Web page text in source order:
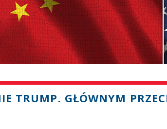
TRUMP. GŁÓWNYM